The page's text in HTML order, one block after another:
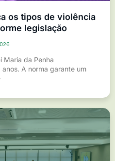
os tipos de violência
legislação
Maria da Penha
A norma garante um